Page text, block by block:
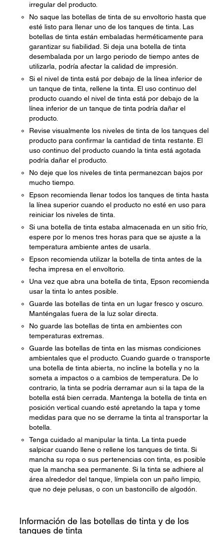
irregular del producto.
No saque las botellas de tinta de su envoltorio hasta que
esté listo para llenar uno de los tanques de tinta. Las
botellas de tinta están embaladas herméticamente para
garantizar su fiabilidad. Si deja una botella de tinta
desembalada por un largo periodo de tiempo antes de
utilizarla, podría afectar la calidad de impresión.
Si el nivel de tinta está por debajo de la línea inferior de
un tanque de tinta, rellene la tinta. El uso continuo del
producto cuando el nivel de tinta está por debajo de la
línea inferior de un tanque de tinta podría dañar el
producto.
Revise visualmente los niveles de tinta de los tanques del
producto para confirmar la cantidad de tinta restante. El
uso continuo del producto cuando la tinta está agotada
podría dañar el producto.
No deje que los niveles de tinta permanezcan bajos por
mucho tiempo.
Epson recomienda llenar todos los tanques de tinta hasta
la línea superior cuando el producto no esté en uso para
reiniciar los niveles de tinta.
Si una botella de tinta estaba almacenada en un sitio frío,
espere por lo menos tres horas para que se ajuste a la
temperatura ambiente antes de usarla.
Epson recomienda utilizar la botella de tinta antes de la
fecha impresa en el envoltorio.
Una vez que abra una botella de tinta, Epson recomienda
usar la tinta lo antes posible.
Guarde las botellas de tinta en un lugar fresco y oscuro.
Manténgalas fuera de la luz solar directa.
No guarde las botellas de tinta en ambientes con
temperaturas extremas.
Guarde las botellas de tinta en las mismas condiciones
ambientales que el producto. Cuando guarde o transporte
una botella de tinta abierta, no incline la botella y no la
someta a impactos o a cambios de temperatura. De lo
contrario, la tinta se podría derramar aun si la tapa de la
botella está bien cerrada. Mantenga la botella de tinta en
posición vertical cuando esté apretando la tapa y tome
medidas para que no se derrame la tinta al transportar la
botella.
Tenga cuidado al manipular la tinta. La tinta puede
salpicar cuando llene o rellene los tanques de tinta. Si
mancha su ropa o sus pertenencias con tinta, es posible
que la mancha sea permanente. Si la tinta se adhiere al
área alrededor del tanque, límpiela con un paño limpio,
que no deje pelusas, o con un bastoncillo de algodón.
Información de las botellas de tinta y de los
tanques de tinta